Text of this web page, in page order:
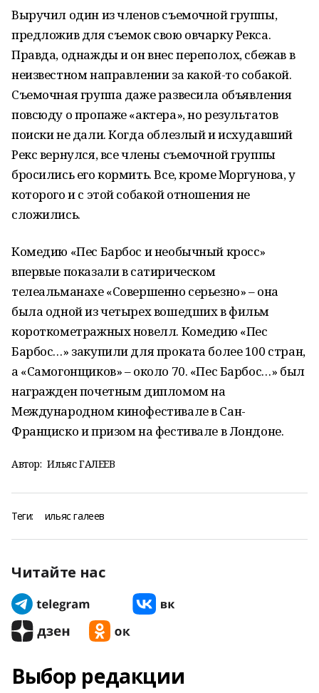
Выручил один из членов съемочной группы,
предложив для съемок свою овчарку Рекса.
Правда, однажды и он внес переполох, сбежав в
неизвестном направлении за какой-то собакой.
Съемочная группа даже развесила объявления
повсюду о пропаже «актера», но результатов
поиски не дали. Когда облезлый и исхудавший
Рекс вернулся, все члены съемочной группы
бросились его кормить. Все, кроме Моргунова, у
которого и с этой собакой отношения не
сложились.
Комедию «Пес Барбос и необычный кросс»
впервые показали в сатирическом
телеальманахе «Совершенно серьезно» – она
была одной из четырех вошедших в фильм
короткометражных новелл. Комедию «Пес
Барбос…» закупили для проката более 100 стран,
а «Самогонщиков» – около 70. «Пес Барбос…» был
награжден почетным дипломом на
Международном кинофестивале в Сан-
Франциско и призом на фестивале в Лондоне.
Автор: Ильяс ГАЛЕЕВ
Теги: ильяс галеев
Читайте нас
Выбор редакции